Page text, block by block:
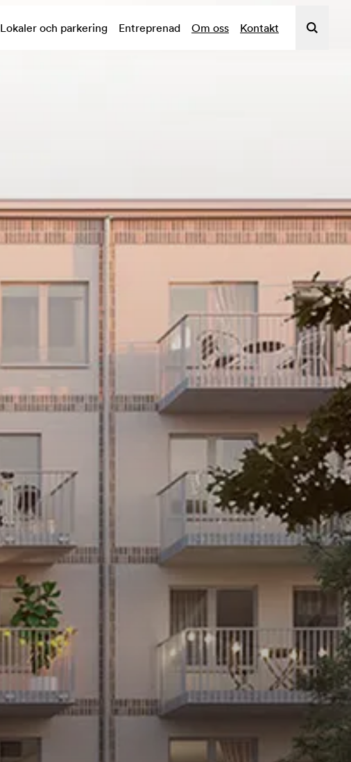
Lokaler och parkering Entreprenad Om oss Kontakt